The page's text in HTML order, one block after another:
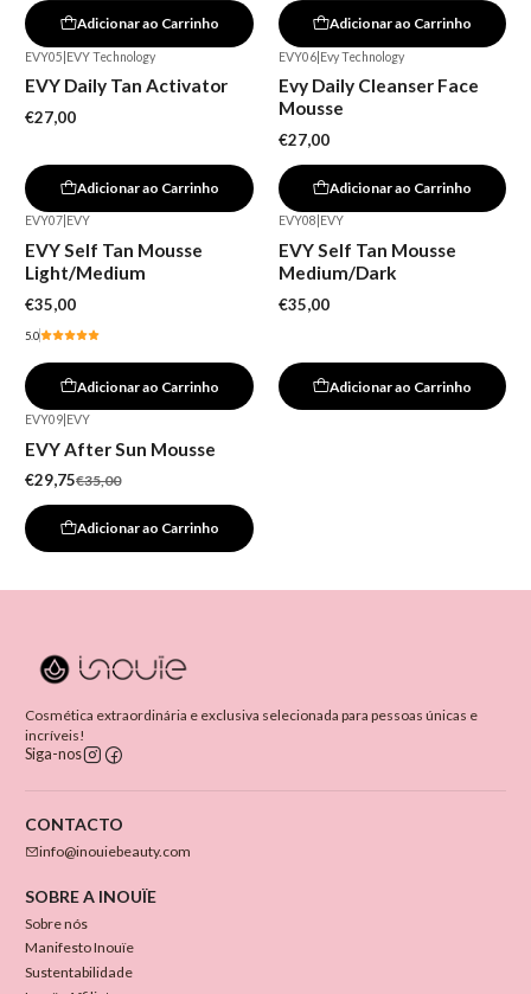
Adicionar ao Carrinho Adicionar ao Carrinho
EVY05 EVY Technology
EVY Daily Tan Activator
€27,00
Adicionar ao Carrinho
EVY06| Evy Technology
Evy Daily Cleanser Face
Mousse
€27,00
Adicionar ao Carrinho
EVY07 EVY
EVY Self Tan Mousse
Light/Medium
€35,00
5.0
Adicionar ao Carrinho
EVY08 EVY
EVY Self Tan Mousse
Medium/Dark
€35,00
Adicionar ao Carrinho
EVY09 EVY
EVY After Sun Mousse
€29,75€35,00
Adicionar ao Carrinho
Cosmética extraordinária e exclusiva selecionada para pessoas únicas e
incríveis!
Siga-nos
CONTACTO
info@inouiebeauty.com
SOBRE A INOUÏE
Sobre nós
Manifesto Inouïe
Sustentabilidade